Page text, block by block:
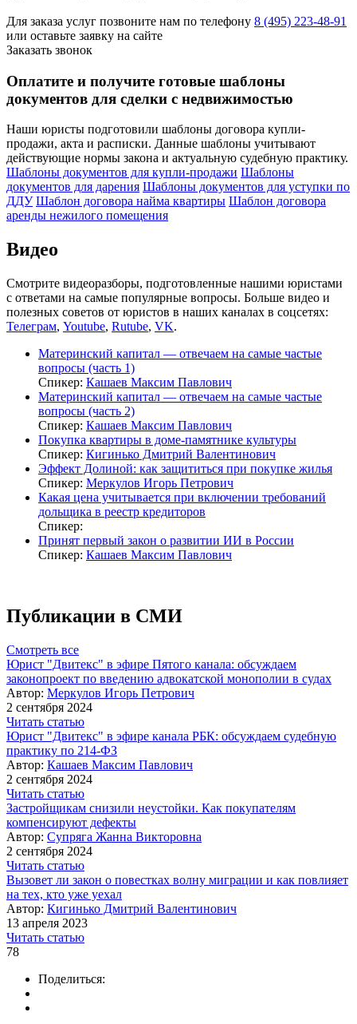
Для заказа услуг позвоните нам по телефону 8 (495) 223-48-91
или оставьте заявку на сайте
Заказать звонок
Оплатите и получите готовые шаблоны
документов для сделки с недвижимостью
Наши юристы подготовили шаблоны договора купли-
продажи, акта и расписки. Данные шаблоны учитывают
действующие нормы закона и актуальную судебную практику.
Шаблоны документов для купли-продажи Шаблоны
документов для дарения Шаблоны документов для уступки по
ДДУ Шаблон договора найма квартиры Шаблон договора
аренды нежилого помещения
Видео
Смотрите видеоразборы, подготовленные нашими юристами
с ответами на самые популярные вопросы. Больше видео и
полезных советов от юристов в наших каналах в соцсетях:
Телеграм, Youtube, Rutube, VK.
Материнский капитал — отвечаем на самые частые
вопросы (часть 1)
Спикер: Кашаев Максим Павлович
Материнский капитал — отвечаем на самые частые
вопросы (часть 2)
Спикер: Кашаев Максим Павлович
Покупка квартиры в доме-памятнике культуры
Спикер: Кигинько Дмитрий Валентинович
Эффект Долиной: как защититься при покупке жилья
Спикер: Меркулов Игорь Петрович
Какая цена учитывается при включении требований
дольщика в реестр кредиторов
Спикер:
Принят первый закон о развитии ИИ в России
Спикер: Кашаев Максим Павлович
Публикации в СМИ
Смотреть все
Юрист "Двитекс" в эфире Пятого канала: обсуждаем
законопроект по введению адвокатской монополии в судах
Автор: Меркулов Игорь Петрович
2 сентября 2024
Читать статью
Юрист "Двитекс" в эфире канала РБК: обсуждаем судебную
практику по 214-ФЗ
Автор: Кашаев Максим Павлович
2 сентября 2024
Читать статью
Застройщикам снизили неустойки. Как покупателям
компенсируют дефекты
Автор: Супряга Жанна Викторовна
2 сентября 2024
Читать статью
Вызовет ли закон о повестках волну миграции и как повлияет
на тех, кто уже уехал
Автор: Кигинько Дмитрий Валентинович
13 апреля 2023
Читать статью
78
Поделиться: